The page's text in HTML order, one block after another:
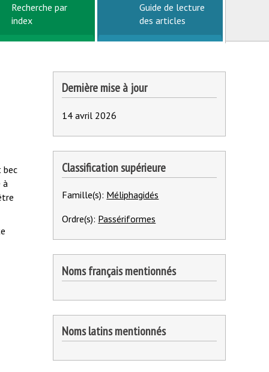
Recherche par
index
Guide de lecture
des articles
bec
à
Dernière mise à jour
14 avril 2026
Classification supérieure
Famille(s): Méliphagidés
Ordre(s): Passériformes
Noms français mentionnés
Noms latins mentionnés